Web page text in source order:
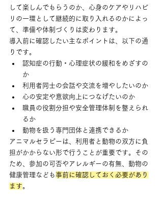
して楽しんでもらうのか、心身のケアやリハビ
リの一環として継続的に取り入れるのかによっ
て、準備や体制づくりは変わります。
導入前に確認したい主なポイントは、以下の通
りです。
認知症の行動・心理症状の緩和をめざすの
か
利用者同士の会話や交流を増やしたいのか
心の安定や意欲向上につなげたいのか
職員の役割分担や安全管理体制を整えられ
るか
動物を扱う専門団体と連携できるか
アニマルセラピーは、利用者と動物の双方に負
担がかからない形で行うことが重要です。その
ため、参加の可否やアレルギーの有無、動物の
健康管理なども事前に確認しておく必要があり
ます。